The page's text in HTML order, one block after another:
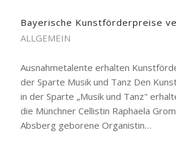
Bayerische Kunstförderpreise
ALLGEMEIN
Ausnahmetalente erhalten
der Sparte Musik und Tanz Den
in der Sparte „Musik und Tanz"
die Münchner Cellistin Raphaela
Absberg geborene Organistin…